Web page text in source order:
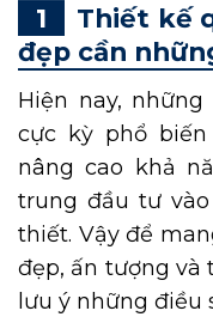
Thiết kế
đẹp cần
Hiện nay,
cực kỳ phổ
nâng cao khả
trung đầu tư
thiết. Vậy để
đẹp, ấn tượng và
lưu ý những điều